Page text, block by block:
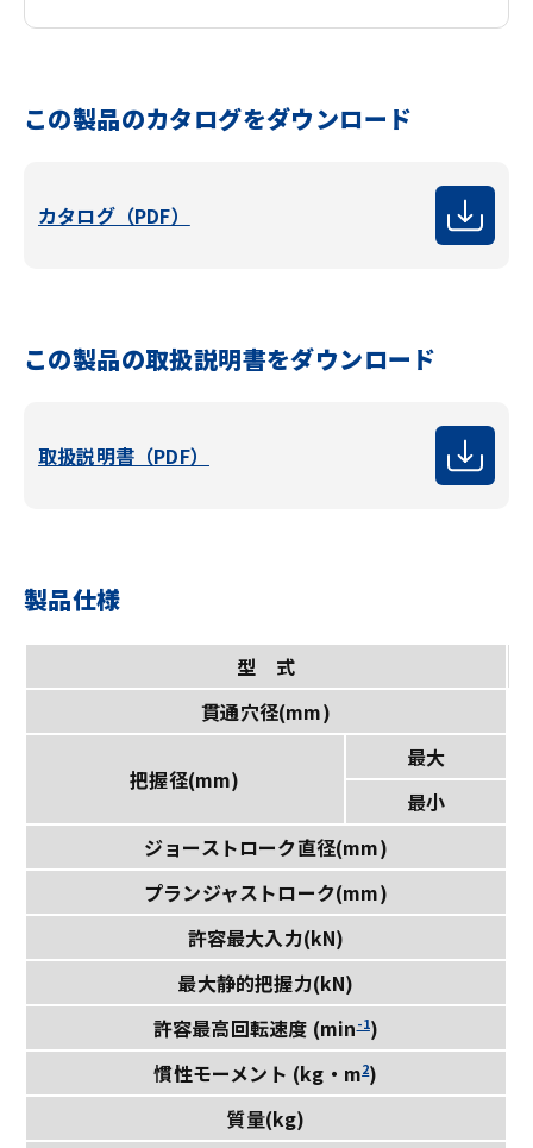
この製品のカタログをダウンロード
カタログ（PDF）
この製品の取扱説明書をダウンロード
取扱説明書（PDF）
製品仕様
型 式
貫通穴径(mm)
把握径(mm)
最大
最小
ジョーストローク直径(mm)
プランジャストローク(mm)
許容最大入力(kN)
最大静的把握力(kN)
許容最高回転速度 (min-1)
慣性モーメント (kg・m2)
質量(kg)